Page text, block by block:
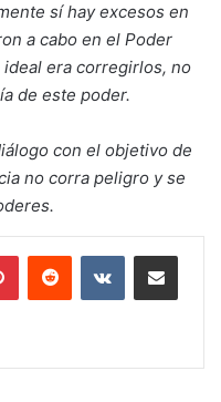
sí hay excesos en
a cabo en el Poder
era corregirlos, no
de este poder.
con el objetivo de
no corra peligro y se
PinterestReddit VKontakteCompartir por